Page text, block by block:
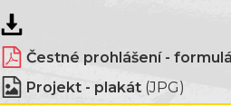
Čestné prohlášení -
Projekt - plakát (JPG)